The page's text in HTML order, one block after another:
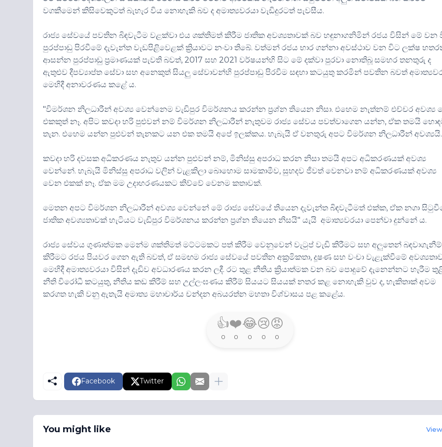
වගකීමෙන් කිසිවෙකුටත් බැහැර විය නොහැකි බව ද අමාත්‍යවරයා වැඩිදුරටත් පැවසීය.
රාජ්‍ය සේවයේ පවතින බිඳවැටීම වළක්වා එය ශක්තිමත් කිරීම ජාතික අවශ්‍යතාවක් බව හඳුනාගනිමින් රජය විසින් මේ වන
පුරප්පාඩු පිරවීමේ දැවැන්ත වැඩපිළිවෙළක් ක්‍රියාවට නංවා තිබේ. වත්මන් රජය භාර ගන්නා අවස්ථාව වන විට ලක්ෂ
ආසන්න පුරප්පාඩු ප්‍රමාණයක් පැවති බවත්, 2017 සහ 2021 වර්ෂයන්හි සිට මේ දක්වා පුරවා නොතිබූ සමහර තනතුරු ද
ඇතුළුව දීපව්‍යාප්ත සේවා සහ අනෙකුත් සියලු සේවාවන්හි පුරප්පාඩු පිරවීම සඳහා කටයුතු කරමින් පවතින බවත්
මෙහිදී අනාවරණය කළේ ය.
"විමර්ශන නිලධාරීන් අවශ්‍ය වෙන්නෙම වැඩිපුර විමර්ශනය කරන්න ප්‍රශ්න තියෙන නිසා. එහෙම නැත්නම් එච්චර අවශ්‍ය
එකකුත් නෑ. අපිට කවදා හරි පුළුවන් නම් විමර්ශන නිලධාරීන් නැතුවම රාජ්‍ය සේවය පවත්වාගෙන යන්න, ඒක තමයි
තැන. එහෙම යන්න පුළුවන් තැනකට යන එක තමයි අපේ ඉලක්කය. හැබැයි ඒ වනතුරු අපට විමර්ශන නිලධාරීන්
කවදා හරි දවසක අධිකරණය නැතුව යන්න පුළුවන් නම්, මිනිස්සු අපරාධ කරන නිසා තමයි අපට අධිකරණයක් අවශ්‍ය
වෙන්නේ. හැබැයි මිනිස්සු අපරාධ වලින් වැළකිලා බොහොම සාමකාමීව, සුහදව ජීවත් වෙනවා නම් අධිකරණයක් අවශ්‍ය
වෙන එකක් නෑ. ඒක මම උදාහරණයකට කිව්වේ වෙනම කතාවක්.
මෙතන අපට විමර්ශන නිලධාරීන් අවශ්‍ය වෙන්නේ මේ රාජ්‍ය සේවයේ තියෙන දැවැන්ත බිඳවැටීමත් එක්ක, ඒක නගා
ජාතික අවශ්‍යතාවක් හැටියට වැඩිපුර විමර්ශනය කරන්න ප්‍රශ්න තියෙන නිසයි" යැයි අමාත්‍යවරයා පෙන්වා දුන්නේ ය.
රාජ්‍ය සේවය ගුණාත්මක මෙන්ම ශක්තිමත් මට්ටමකට පත් කිරීම වෙනුවෙන් වැටුප් වැඩි කිරීමට සහ අලුතෙන් බඳවාගැනීම්
කිරීමට රජය පියවර ගෙන ඇති බවත්, ඒ සමඟම රාජ්‍ය සේවයේ පවතින අක්‍රමිකතා, දූෂණ සහ වංචා වැළැක්වීමේ
මෙහිදී අමාත්‍යවරයා විසින් දැඩිව අවධාරණය කරන ලදී. රට තුළ නීතිය ක්‍රියාත්මක වන බව පොදුවේ දැනෙන්නට හැරීම
නීති විරෝධී කටයුතු, නීතිය කඩ කිරීම් සහ උල්ලංඝණය කිරීම් සියයට සියයක් නතර කළ නොහැකි වුව ද, හැකිතාක් අවම
කරගත හැකි වනු ඇතැයි අමාත්‍ය මහාචාර්ය චන්දන අබයරත්න මහතා විශ්වාසය පළ කළේය.
👍
0
❤️
0
😂
0
😢
0
😡
0
Facebook Twitter
You might like